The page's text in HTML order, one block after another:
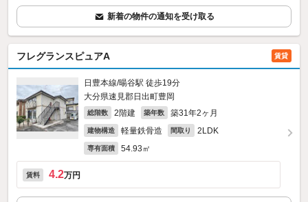
新着の物件の通知を受け取る
フレグランスピュアA 賃貸
日豊本線/暘谷駅 徒歩19分
大分県速見郡日出町豊岡
総階数 2階建 築年数 築31年2ヶ月
建物構造 軽量鉄骨造 間取り 2LDK
専有面積 54.93㎡
賃料 4.2万円